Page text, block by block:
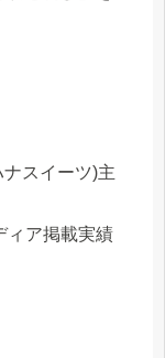
スイーツ)主
ィア掲載実績